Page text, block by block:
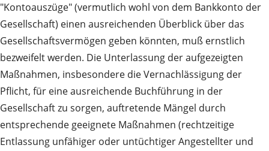
"Kontoauszüge" (vermutlich wohl von dem Bankkonto der
Gesellschaft) einen ausreichenden Überblick über das
Gesellschaftsvermögen geben könnten, muß ernstlich
bezweifelt werden. Die Unterlassung der aufgezeigten
Maßnahmen, insbesondere die Vernachlässigung der
Pflicht, für eine ausreichende Buchführung in der
Gesellschaft zu sorgen, auftretende Mängel durch
entsprechende geeignete Maßnahmen (rechtzeitige
Entlassung unfähiger oder untüchtiger Angestellter und